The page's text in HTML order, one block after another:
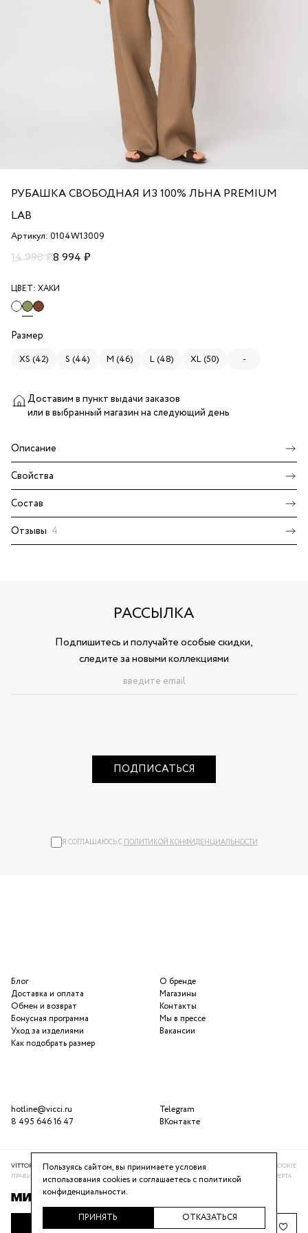
РУБАШКА СВОБОДНАЯ ИЗ 100% ЛЬНА PREMIUM
LAB
Артикул: 0104W13009
14 990 ₽8 994 ₽
ЦВЕТ: ХАКИ
Размер
XS (42) S (44) M (46) L (48) XL (50) -
НАПОМНИТЬ О ПОСТУПЛЕНИИ
Доставим в пункт выдачи заказов
или в выбранный магазин на следующий день
Описание
Свойства
Состав
Отзывы 4
РАССЫЛКА
Подпишитесь и получайте особые скидки,
следите за новыми коллекциями
ПОДПИСАТЬСЯ
Я СОГЛАШАЮСЬ СПОЛИТИКОЙ КОНФИДЕНЦИАЛЬНОСТИ
О бренде
Магазины
Контакты
Мы в прессе
Вакансии
Telegram
ВКонтакте
Блог
Доставка и оплата
Обмен и возврат
Бонусная программа
Уход за изделиями
Как подобрать размер
hotline@vicci.ru
8 495 646 16 47
VITTORIA VICCI © 2016-2025ПОЛИТИКА КОНФИДЕНЦИАЛЬНОСТИ
ИСПОЛЬЗОВАНИЕ COOKIE
ПРАВИЛА ПРОГРАММЫ ЛОЯЛЬНОСТИРЕКОМЕНДАТЕЛЬНАЯ СИСТЕМАПУБЛИЧНАЯ ОФЕРТА
Пользуясь сайтом, вы принимаете условия
использования cookies и соглашаетесь сполитикой
конфиденциальности.
ПРИНЯТЬ ОТКАЗАТЬСЯ